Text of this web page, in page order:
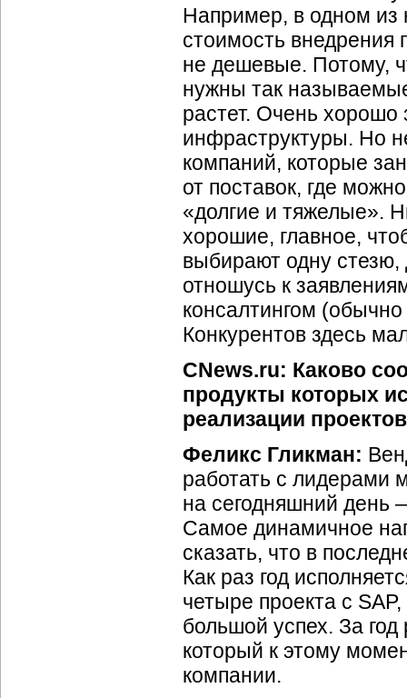
Например, в одном из
стоимость внедрения
не дешевые. Потому,
нужны так
растет. Очень хорошо
инфраструктуры. Но
компаний, которые
от поставок, где
«долгие и тяжелые».
хорошие, главное,
выбирают одну
отношусь к
консалтингом (обычно
Конкурентов здесь
CNews.ru: Каково
продукты которых
реализации
Феликс Гликман:
работать с лидерами
на сегодняшний день
Самое динамичное
сказать, что в
Как раз год
четыре проекта с
большой успех. За
который к этому
компании.